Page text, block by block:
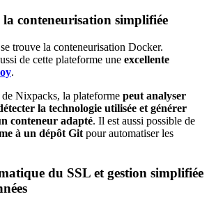
la conteneurisation simplifiée
trouve la conteneurisation Docker.
de cette plateforme une excellente
.
Nixpacks, la plateforme peut analyser
la technologie utilisée et générer
conteneur adapté. Il est aussi possible de
à un dépôt Git pour automatiser les
du SSL et gestion simplifiée